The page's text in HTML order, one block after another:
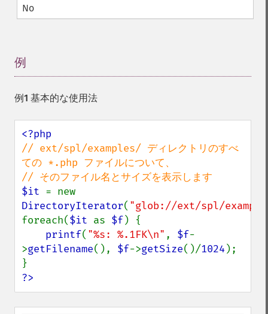
No
例
例1 基本的な使用法
// ext/spl/examples/ ディレクトリのすべ
ての *.php ファイルについて、
$it
DirectoryIterator( "glob://ext/spl/
foreach($it as $f) {
printf( "%s: %.1FK\n" , $f-
>getFilename(), $f->getSize()/1024 );
?>